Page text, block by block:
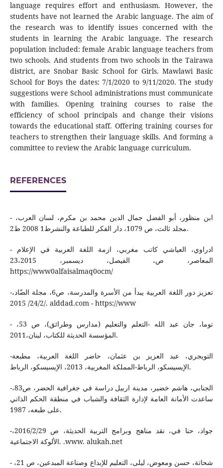
language requires effort and enthusiasm. However, the
students have not learned the Arabic language. The aim of
the research was to identify issues concerned with the
students in learning the Arabic language. The research
population included: female Arabic language teachers from
two schools. And students from two schools in the Tairawa
district, are Snobar Basic School for Girls. Mawlawi Basic
School for Boys the dates: 7/1/2020 to 9/11/2020. The study
suggestions were School administrations must communicate
with families. Opening training courses to raise the
efficiency of school principals and change their visions
towards the educational staff. Offering training courses for
teachers to strengthen their language skills. And forming a
committee to review the Arabic language curriculum.
REFERENCES
- ابن منظور، أبو الفضل جمال الدين محمد بن مكرم، لسان العرب،
مجلد ثالث، ص 1079، دار الفكر للطباعة والنشرط1 2008 ط2.
- ادراوي، العياشي كاتب مغربي، ازمة اللغة العربية في الإعلام
المعاصر، ص، الفيصل، ديسمبر، 23،2015
https://www0alfaisalmaq0ocm/
-تعزيز دور اللغة العربية يبدأ من الأسرة والمدرسة، ص6، مجلة الضّاد،
/24/2/ 2015. alddad.com - https://www
- توما، جان عبد الله -التعلم والتعليم (مدارس وطرائق)، ص 53،
المؤسسة الحديثة للكتاب، لبنان،2011.
-التويجري، عبد العزيز بن عثمان، حاضر اللغة العربية، مطبعة
الإيسيسكو، الرباط-المملكة المغربية، 2013، الإيسيسكو، الرباط.
-الجنابي، هاشم خضير، مدينة اربيل دراسة في جغرافية الحضر، ص83،
ساعدت الأمانة العامة لإدارة الثقافة والشباب في منطقة الحكم الذاتي
على طبعه، 1987.
-جواد، حنا في، نقد مناهج وبرامج التربية الحديثة، ص 2016/2/29،
الألوكة الاجتماعية. .www. alukah.net
- شحاتة، حسن ومعوض، ليلى، التعليم للإبداع وصناعة المبدعين، ص 21،